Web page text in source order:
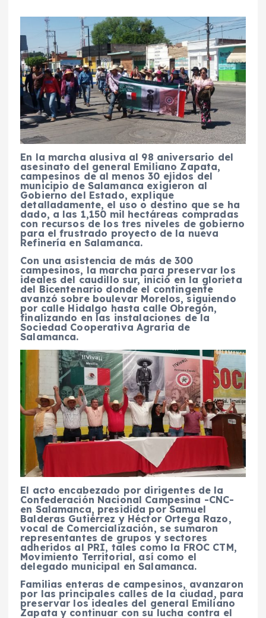
En la marcha alusiva al 98 aniversario del
asesinato del general Emiliano Zapata,
campesinos de al menos 30 ejidos del
municipio de Salamanca exigieron al
Gobierno del Estado, explique
detalladamente, el uso o destino que se ha
dado, a las 1,150 mil hectáreas compradas
con recursos de los tres niveles de gobierno
para el frustrado proyecto de la nueva
Refinería en Salamanca.
Con una asistencia de más de 300
campesinos, la marcha para preservar los
ideales del caudillo sur, inició en la glorieta
del Bicentenario donde el contingente
avanzó sobre boulevar Morelos, siguiendo
por calle Hidalgo hasta calle Obregón,
finalizando en las instalaciones de la
Sociedad Cooperativa Agraria de
Salamanca.
El acto encabezado por dirigentes de la
Confederación Nacional Campesina -CNC-
en Salamanca, presidida por Samuel
Balderas Gutiérrez y Héctor Ortega Razo,
vocal de Comercialización, se sumaron
representantes de grupos y sectores
adheridos al PRI, tales como la FROC CTM,
Movimiento Territorial, así como el
delegado municipal en Salamanca.
Familias enteras de campesinos, avanzaron
por las principales calles de la ciudad, para
preservar los ideales del general Emiliano
Zapata y continuar con su lucha contra el